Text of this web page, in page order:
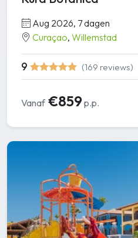
Aug 2026, 7 dagen
Curaçao, Willemstad
9 (169 reviews)
Vanaf€859p.p.